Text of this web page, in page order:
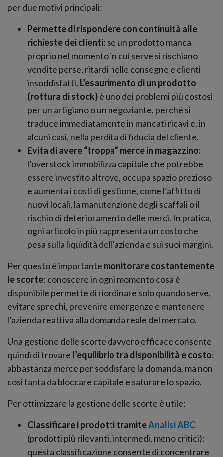
per due motivi principali:
Permette di rispondere con continuità alle
richieste dei clienti: se un prodotto manca
proprio nel momento in cui serve si rischiano
vendite perse, ritardi nelle consegne e clienti
insoddisfatti. L’esaurimento di un prodotto
(rottura di stock)è uno dei problemi più costosi
per un artigiano o un negoziante, perché si
traduce immediatamente in mancati ricavi e, in
alcuni casi, nella perdita di fiducia del cliente.
Evita di avere “troppa” merce in magazzino:
l’overstock immobilizza capitale che potrebbe
essere investito altrove, occupa spazio prezioso
e aumenta i costi di gestione, come l’affitto di
nuovi locali, la manutenzione degli scaffali o il
rischio di deterioramento delle merci. In pratica,
ogni articolo in più rappresenta un costo che
pesa sulla liquidità dell’azienda e sui suoi margini.
Per questo è importante monitorare costantemente
le scorte: conoscere in ogni momento cosa è
disponibile permette di riordinare solo quando serve,
evitare sprechi, prevenire emergenze e mantenere
l’azienda reattiva alla domanda reale del mercato.
Una gestione delle scorte davvero efficace consente
quindi di trovare l’equilibrio tra disponibilità e costo:
abbastanza merce per soddisfare la domanda, ma non
così tanta da bloccare capitale e saturare lo spazio.
Per ottimizzare la gestione delle scorte è utile:
Classificare i prodotti tramiteAnalisi ABC
(prodotti più rilevanti, intermedi, meno critici):
questa classificazione consente di concentrare